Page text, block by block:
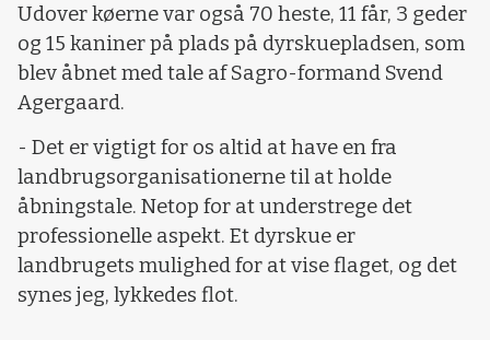
Udover køerne var også 70 heste, 11 får, 3 geder
og 15 kaniner på plads på dyrskuepladsen, som
blev åbnet med tale af Sagro-formand Svend
Agergaard.
- Det er vigtigt for os altid at have en fra
landbrugsorganisationerne til at holde
åbningstale. Netop for at understrege det
professionelle aspekt. Et dyrskue er
landbrugets mulighed for at vise flaget, og det
synes jeg, lykkedes flot.